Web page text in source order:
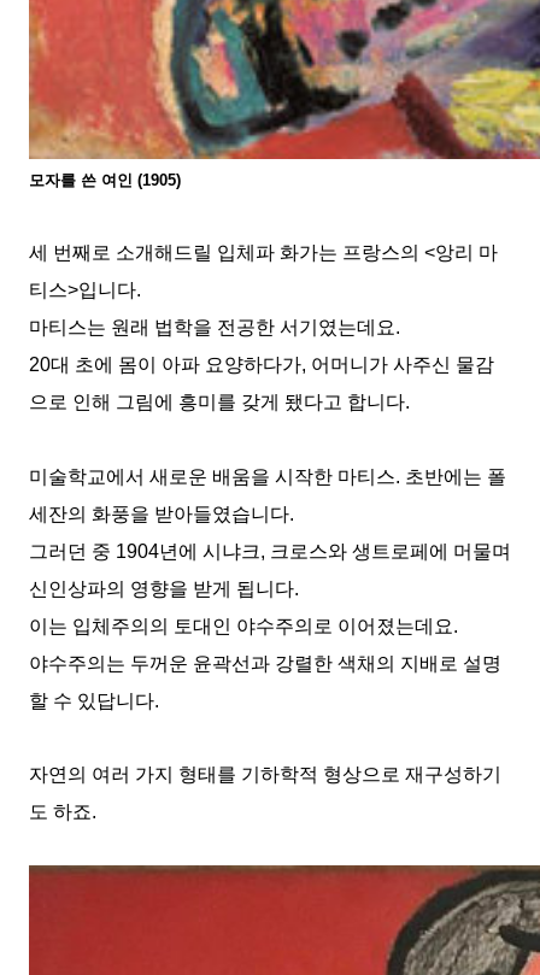
모자를 쓴 여인 (1905)
세 번째로 소개해드릴 입체파 화가는 프랑스의 <앙리 마
티스>입니다.
마티스는 원래 법학을 전공한 서기였는데요.
20대 초에 몸이 아파 요양하다가, 어머니가 사주신 물감
으로 인해 그림에 흥미를 갖게 됐다고 합니다.
미술학교에서 새로운 배움을 시작한 마티스. 초반에는 폴
세잔의 화풍을 받아들였습니다.
그러던 중 1904년에 시냐크, 크로스와 생트로페에 머물며
신인상파의 영향을 받게 됩니다.
이는 입체주의의 토대인 야수주의로 이어졌는데요.
야수주의는 두꺼운 윤곽선과 강렬한 색채의 지배로 설명
할 수 있답니다.
자연의 여러 가지 형태를 기하학적 형상으로 재구성하기
도 하죠.